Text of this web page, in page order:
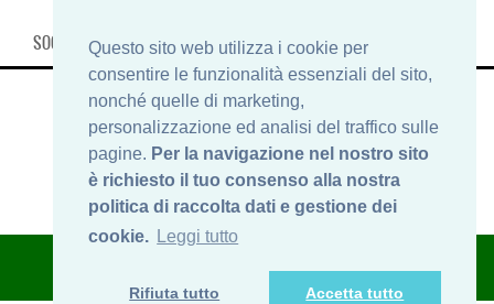
Questo sito web utilizza i cookie per
consentire le funzionalità essenziali del sito,
nonché quelle di marketing,
personalizzazione ed analisi del traffico sulle
pagine. Per la navigazione nel nostro sito
è richiesto il tuo consenso alla nostra
politica di raccolta dati e gestione dei
cookie. Leggi tutto
Rifiuta tutto Accetta tutto
SOCIAL, INFO & SHOP
ITINERARIDIPESCA.IT